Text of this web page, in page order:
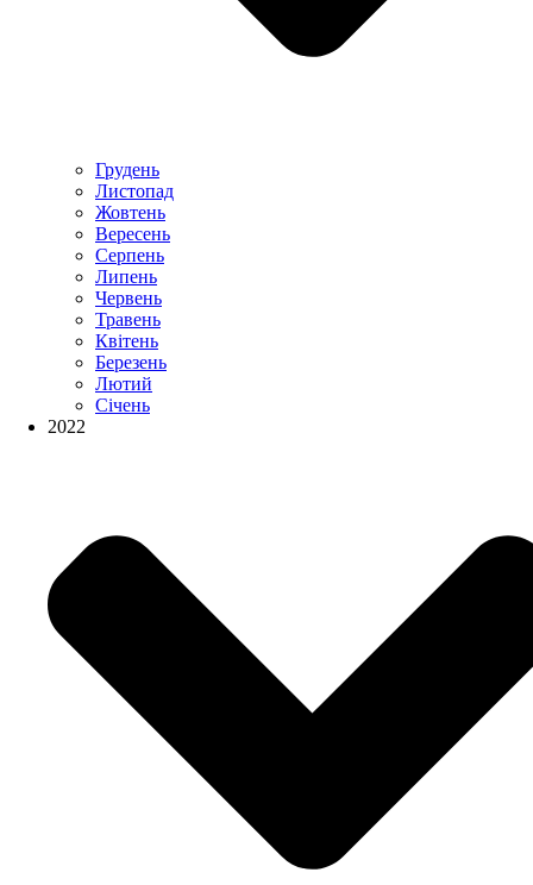
Грудень
Листопад
Жовтень
Вересень
Серпень
Липень
Червень
Травень
Квітень
Березень
Лютий
Січень
2022